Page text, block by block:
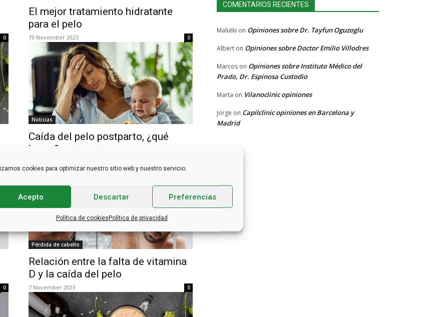
cookies para optimizar nuestro sitio web y nuestro servicio.
Acepto Descartar Preferencias
Política de cookiesPolítica de privacidad
0
El mejor tratamiento hidratante
para el pelo
19 November 2023 0
Noticias
Caída del pelo postparto, ¿qué
hacer?
0
Pérdida de cabello
Relación entre la falta de vitamina
D y la caída del pelo
7 November 2023 0
COMENTARIOS RECIENTES
Malutki on Opiniones sobre Dr. Tayfun Oguzoglu
Albert on Opiniones sobre Doctor Emilio Villodres
Marcos on Opiniones sobre Instituto Médico del
Prado, Dr. Espinosa Custodio
Marta on Vilanoclinic opiniones
Jorge on Capilclinic opiniones en Barcelona y
Madrid